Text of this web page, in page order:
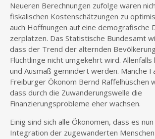
Neueren Berechnungen zufolge waren
fiskalischen Kostenschätzungen zu
auch Hoffnungen auf eine demografische
zerplatzen. Das Statistische Bundesamt
dass der Trend der alternden
Flüchtlinge nicht umgekehrt wird.
und Ausmaß gemindert werden. Manche
Freiburger Ökonom Bernd Raffelhüschen
dass durch die Zuwanderungswelle die
Finanzierungsprobleme eher wachsen.
Einig sind sich alle Ökonomen, dass es
Integration der zugewanderten